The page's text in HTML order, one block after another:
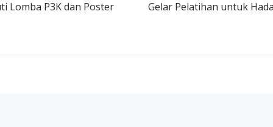
Lomba P3K dan Poster Gelar Pelatihan untuk